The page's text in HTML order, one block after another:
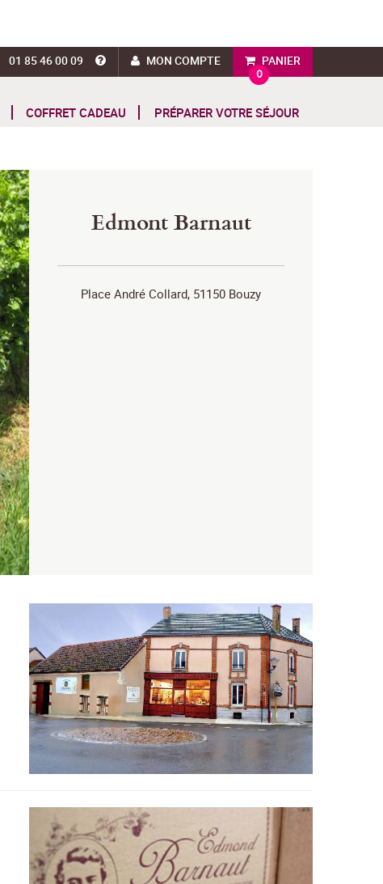
PANIER
0
MON COMPTE
01 85 46 00 09
COFFRET CADEAU PRÉPARER VOTRE SÉJOUR
Edmont Barnaut
Place André Collard, 51150 Bouzy